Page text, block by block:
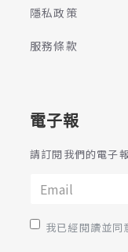
隱私政策
服務條款
電子報
請訂閱我們的電子
我已經閱讀並同